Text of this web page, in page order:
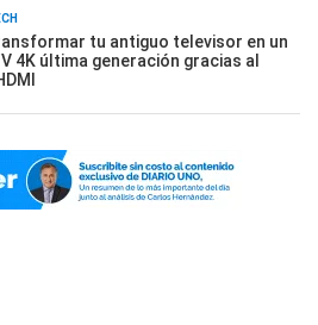
tu antiguo televisor en un
4K última generación gracias al